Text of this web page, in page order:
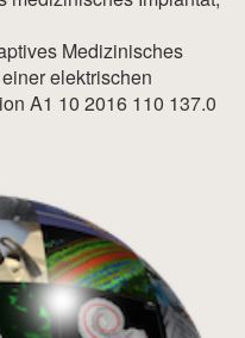
Medizinisches
elektrischen
A1 10 2016 110 137.0